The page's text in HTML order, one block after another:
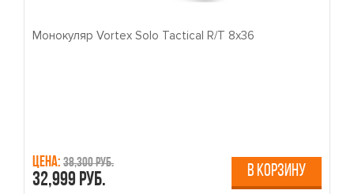
Монокуляр Vortex Solo Tactical R/T 8x36
Цена: 38,300 руб.
32,999 руб. В КОРЗИНУ